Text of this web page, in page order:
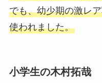
でも、幼少期の激レ
使われました。
小学生の木村拓哉